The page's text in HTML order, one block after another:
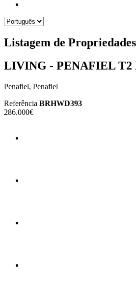
Listagem de Propriedades
LIVING - PENAFIEL T2
Penafiel, Penafiel
Referência BRHWD393
286.000€